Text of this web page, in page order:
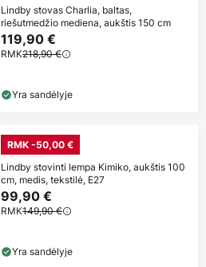
Lindby stovas Charlia, baltas,
riešutmedžio mediena, aukštis 150 cm
119,90 €
RMK218,90 €
Yra sandėlyje
RMK -50,00 €
Lindby stovinti lempa Kimiko, aukštis 100
cm, medis, tekstilė, E27
99,90 €
RMK149,90 €
Yra sandėlyje